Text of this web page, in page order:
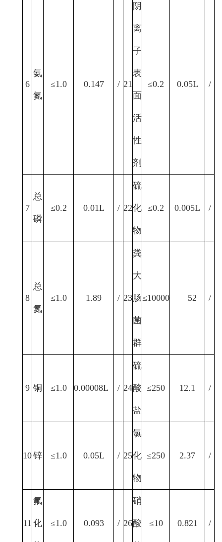
6
氨
氮
≤1.0 0.147 / 21
阴
离
子
表
面
活
性
剂
≤0.2 0.05L /
7
总
磷
≤0.2 0.01L / 22
硫
化
物
≤0.2 0.005L /
8
总
氮
≤1.0 1.89 / 23
粪
大
肠
菌
群
≤10000 52 /
9 铜 ≤1.0 0.00008L / 24
硫
酸
盐
≤250 12.1 /
10锌 ≤1.0 0.05L / 25
氯
化
物
≤250 2.37 /
11
氟
化 ≤1.0 0.093 / 26
硝
酸 ≤10 0.821 /